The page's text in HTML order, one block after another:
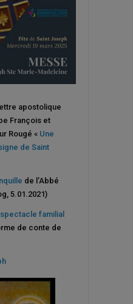
apostolique
François et
Rougé « Une
de Saint
de l’Abbé
5.01.2021)
spectacle familial
de conte de